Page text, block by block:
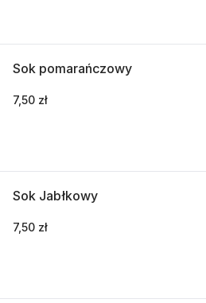
Sok pomarańczowy
7,50 zł
Sok Jabłkowy
7,50 zł